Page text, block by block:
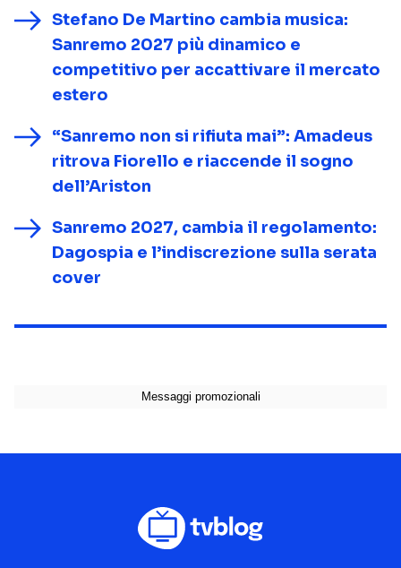
Stefano De Martino cambia musica:
Sanremo 2027 più dinamico e
competitivo per accattivare il mercato
estero
“Sanremo non si rifiuta mai”: Amadeus
ritrova Fiorello e riaccende il sogno
dell’Ariston
Sanremo 2027, cambia il regolamento:
Dagospia e l’indiscrezione sulla serata
cover